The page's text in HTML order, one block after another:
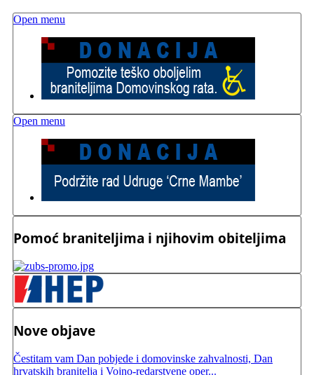
Open menu
Open menu
Pomoć braniteljima i njihovim obiteljima
Nove objave
Čestitam vam Dan pobjede i domovinske zahvalnosti, Dan
hrvatskih branitelja i Vojno-redarstvene oper...